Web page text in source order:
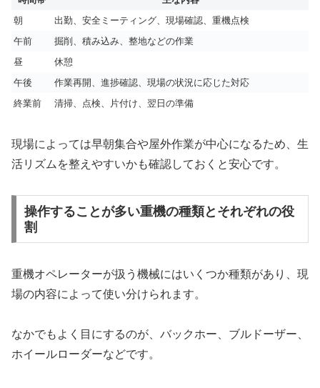
朝
出勤、安全ミーティング、現場確認、重機点検
午前
掘削、積み込み、整地などの作業
昼
休憩
午後
作業再開、進捗確認、現場の状況に応じた対応
終業前
清掃、点検、片付け、翌日の準備
現場によっては早朝集合や屋外作業が中心になるため、生
活リズムを整えやすいかも確認しておくと安心です。
操作することが多い重機の種類とそれぞれの役
割
重機オペレーターが扱う機械にはいくつか種類があり、現
場の内容によって使い分けられます。
なかでもよく目にするのが、バックホー、ブルドーザー、
ホイールローダーなどです。